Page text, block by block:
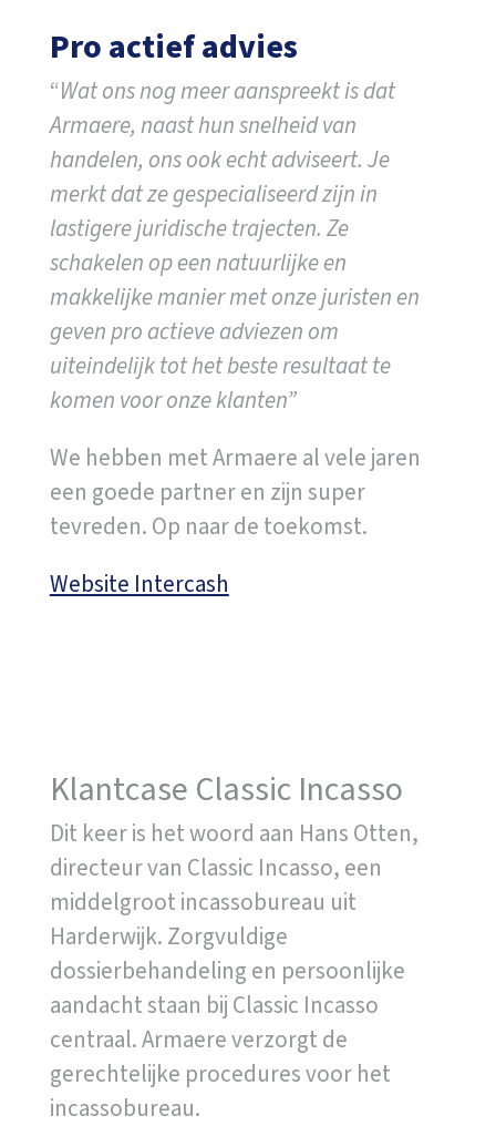
Pro actief advies
“Wat ons nog meer aanspreekt is dat
Armaere, naast hun snelheid van
handelen, ons ook echt adviseert. Je
merkt dat ze gespecialiseerd zijn in
lastigere juridische trajecten. Ze
schakelen op een natuurlijke en
makkelijke manier met onze juristen en
geven pro actieve adviezen om
uiteindelijk tot het beste resultaat te
komen voor onze klanten”
We hebben met Armaere al vele jaren
een goede partner en zijn super
tevreden. Op naar de toekomst.
Website Intercash
Klantcase Classic Incasso
Dit keer is het woord aan Hans Otten,
directeur van Classic Incasso, een
middelgroot incassobureau uit
Harderwijk. Zorgvuldige
dossierbehandeling en persoonlijke
aandacht staan bij Classic Incasso
centraal. Armaere verzorgt de
gerechtelijke procedures voor het
incassobureau.